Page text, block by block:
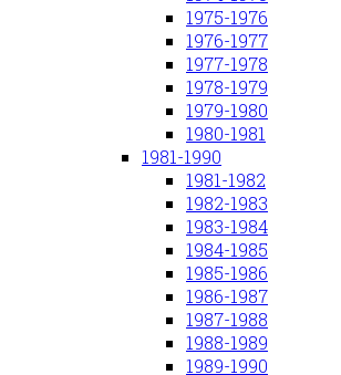
1975-1976
1976-1977
1977-1978
1978-1979
1979-1980
1980-1981
1981-1990
1981-1982
1982-1983
1983-1984
1984-1985
1985-1986
1986-1987
1987-1988
1988-1989
1989-1990